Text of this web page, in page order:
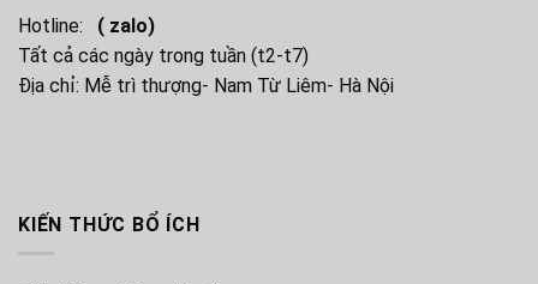
Hotline:
( zalo)
Tất cả các ngày trong tuần (t2-t7)
Địa chỉ: Mễ trì thượng- Nam Từ Liêm- Hà Nội
KIẾN THỨC BỔ ÍCH